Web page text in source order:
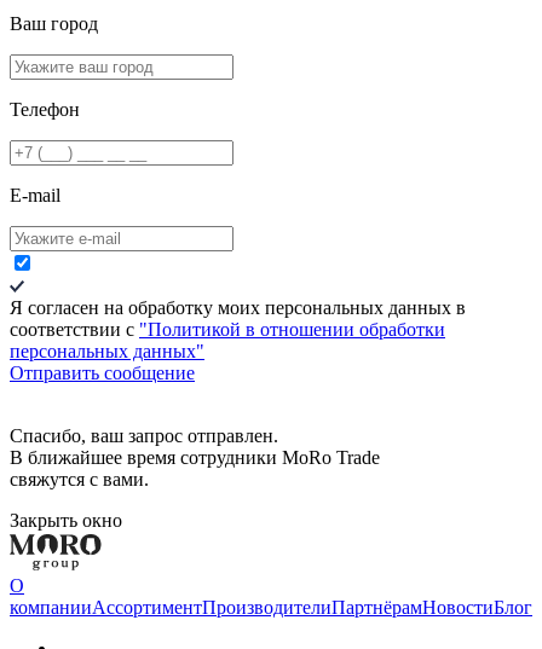
Ваш город
Телефон
E-mail
Я согласен на обработку моих персональных данных в
соответствии c "Политикой в отношении обработки
персональных данных"
Отправить сообщение
Спасибо, ваш запрос отправлен.
В ближайшее время сотрудники MoRo Trade
свяжутся с вами.
Закрыть окно
О
компанииAссортиментПроизводителиПартнёрамНовостиБлог